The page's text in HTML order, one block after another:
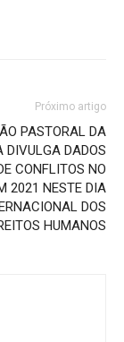
Próximo artigo
PASTORAL DA
DIVULGA DADOS
CONFLITOS NO
2021 NESTE DIA
DOS
HUMANOS